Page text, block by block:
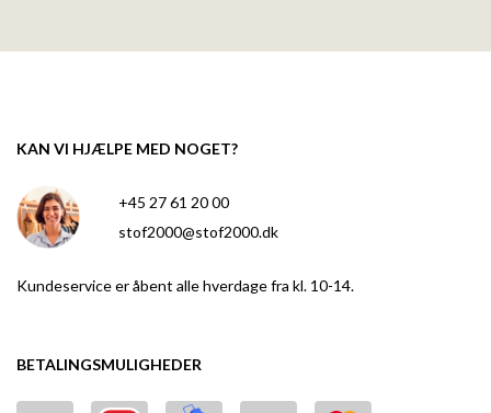
KAN VI HJÆLPE MED NOGET?
+45 27 61 20 00
stof2000@stof2000.dk
Kundeservice er åbent alle hverdage fra kl. 10-14.
BETALINGSMULIGHEDER